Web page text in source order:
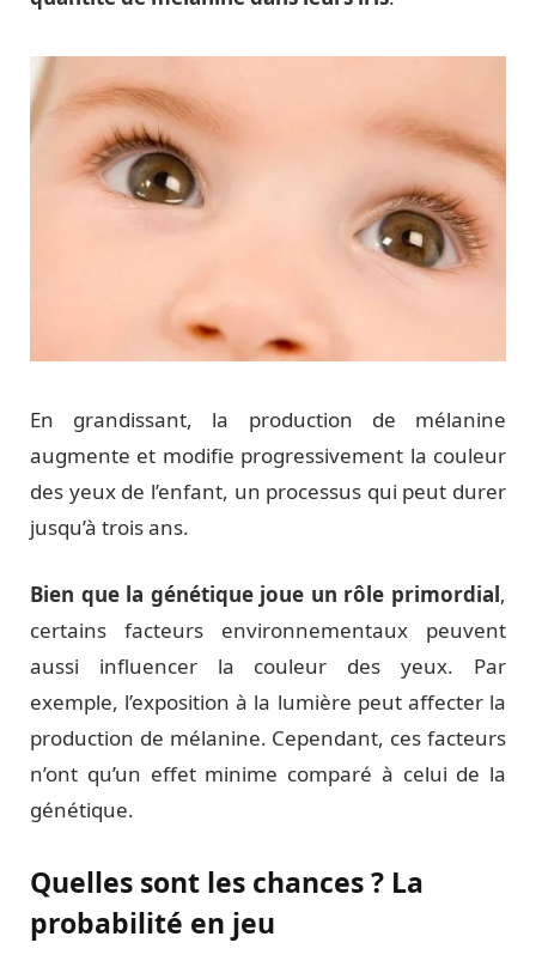
En grandissant, la production de mélanine
augmente et modifie progressivement la couleur
des yeux de l’enfant, un processus qui peut durer
jusqu’à trois ans.
Bien que la génétique joue un rôle primordial,
certains facteurs environnementaux peuvent
aussi influencer la couleur des yeux. Par
exemple, l’exposition à la lumière peut affecter la
production de mélanine. Cependant, ces facteurs
n’ont qu’un effet minime comparé à celui de la
génétique.
Quelles sont les chances ? La
probabilité en jeu